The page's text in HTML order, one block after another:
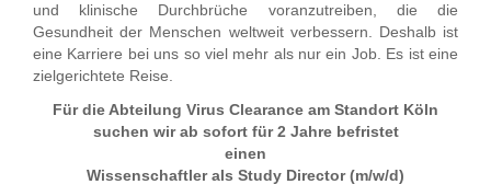
und klinische Durchbrüche voranzutreiben, die die
Gesundheit der Menschen weltweit verbessern. Deshalb ist
eine Karriere bei uns so viel mehr als nur ein Job. Es ist eine
zielgerichtete Reise.
Für die Abteilung Virus Clearance am Standort Köln
suchen wir ab sofort für 2 Jahre befristet
einen
Wissenschaftler als Study Director (m/w/d)